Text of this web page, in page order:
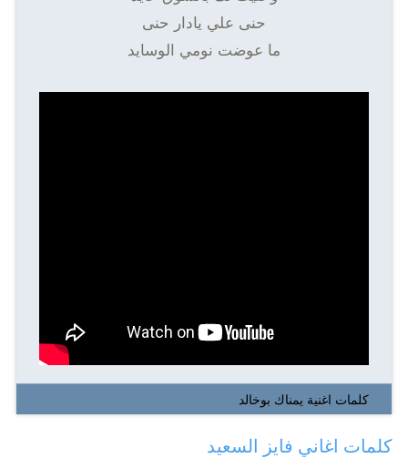
حنى علي يادار حنى
ما عوضت نومي الوسايد
كلمات اغنية يمناك بوخالد
كلمات اغاني فايز السعيد